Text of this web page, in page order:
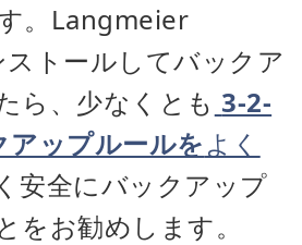
。Langmeier
トールしてバックア
ら、少なくとも 3-2-
ップルールをよく
安全にバックアップ
をお勧めします。